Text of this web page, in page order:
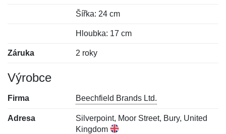
Šířka: 24 cm
Hloubka: 17 cm
Záruka 2 roky
Výrobce
Firma Beechfield Brands Ltd.
Adresa
Silverpoint, Moor Street, Bury, United
Kingdom